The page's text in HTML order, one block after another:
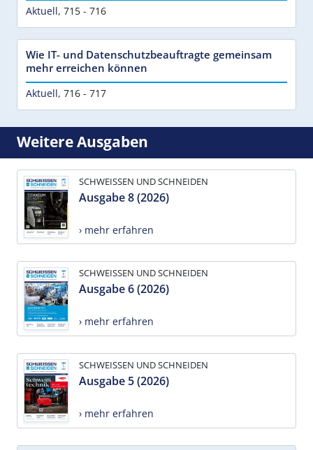
Aktuell, 715 - 716
Wie IT- und Datenschutzbeauftragte gemeinsam
mehr erreichen können
Aktuell, 716 - 717
Weitere Ausgaben
SCHWEISSEN UND SCHNEIDEN
Ausgabe 8 (2026)
› mehr erfahren
SCHWEISSEN UND SCHNEIDEN
Ausgabe 6 (2026)
› mehr erfahren
SCHWEISSEN UND SCHNEIDEN
Ausgabe 5 (2026)
› mehr erfahren